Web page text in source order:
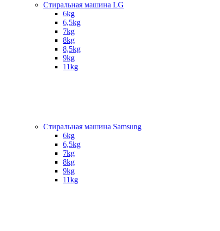
Стиральная машина LG
6kg
6,5kg
7kg
8kg
8,5kg
9kg
11kg
Стиральная машина Samsung
6kg
6,5kg
7kg
8kg
9kg
11kg